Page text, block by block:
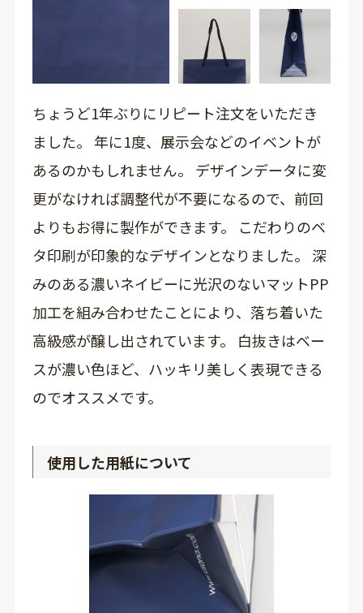
ちょうど1年ぶりにリピート注文をいただき
ました。 年に1度、展示会などのイベントが
あるのかもしれません。 デザインデータに変
更がなければ調整代が不要になるので、前回
よりもお得に製作ができます。 こだわりのベ
タ印刷が印象的なデザインとなりました。 深
みのある濃いネイビーに光沢のないマットPP
加工を組み合わせたことにより、落ち着いた
高級感が醸し出されています。 白抜きはベー
スが濃い色ほど、ハッキリ美しく表現できる
のでオススメです。
使用した用紙について